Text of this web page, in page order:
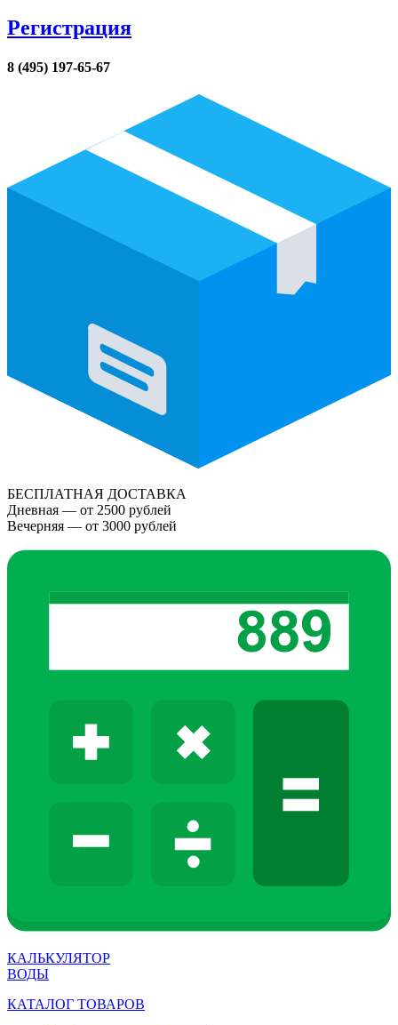
Регистрация
8 (495) 197-65-67
БЕСПЛАТНАЯ ДОСТАВКА
Дневная — от 2500 рублей
Вечерняя — от 3000 рублей
КАЛЬКУЛЯТОР
ВОДЫ
КАТАЛОГ ТОВАРОВ